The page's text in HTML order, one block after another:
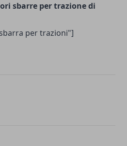
sbarre per trazione di
per trazioni"]